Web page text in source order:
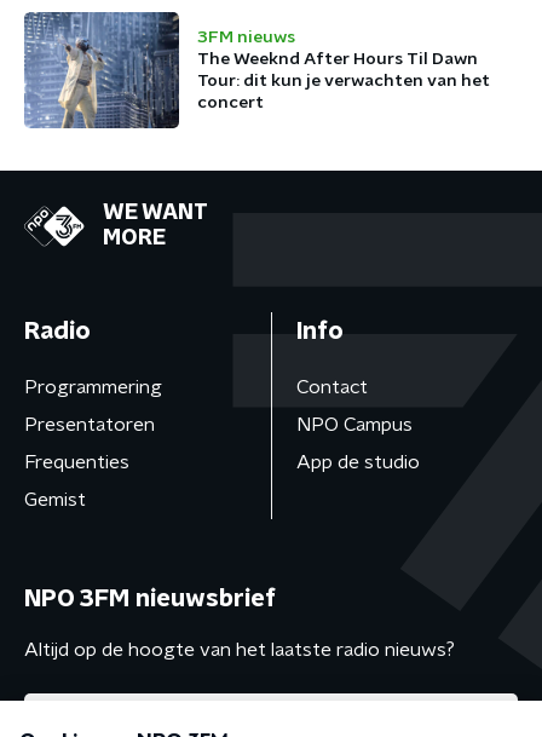
3FM nieuws
The Weeknd After Hours Til Dawn
Tour: dit kun je verwachten van het
concert
WE WANT
MORE
Radio
Programmering
Presentatoren
Frequenties
Gemist
Info
Contact
NPO Campus
App de studio
NPO 3FM nieuwsbrief
Altijd op de hoogte van het laatste radio nieuws?